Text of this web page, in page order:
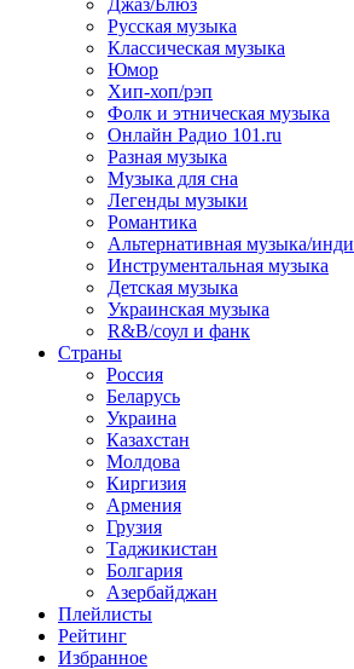
Джаз/Блюз
Русская музыка
Классическая музыка
Юмор
Хип-хоп/рэп
Фолк и этническая музыка
Онлайн Радио 101.ru
Разная музыка
Музыка для сна
Легенды музыки
Романтика
Альтернативная музыка/инди
Инструментальная музыка
Детская музыка
Украинская музыка
R&B/cоул и фанк
Страны
Россия
Беларусь
Украина
Казахстан
Молдова
Киргизия
Армения
Грузия
Таджикистан
Болгария
Азербайджан
Плейлисты
Рейтинг
Избранное